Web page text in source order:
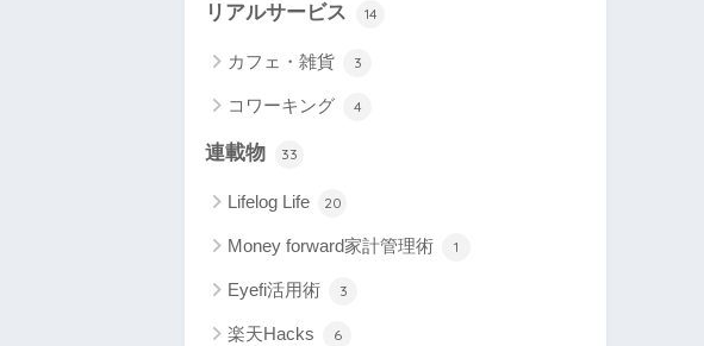
リアルサービス 14
カフェ・雑貨 3
コワーキング 4
連載物 33
Lifelog Life 20
Money forward家計管理術 1
Eyefi活用術 3
楽天Hacks 6